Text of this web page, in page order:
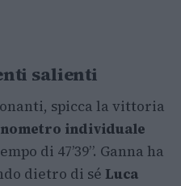
salienti
spicca la vittoria
individuale
di 47’39”. Ganna ha
dietro di sé Luca